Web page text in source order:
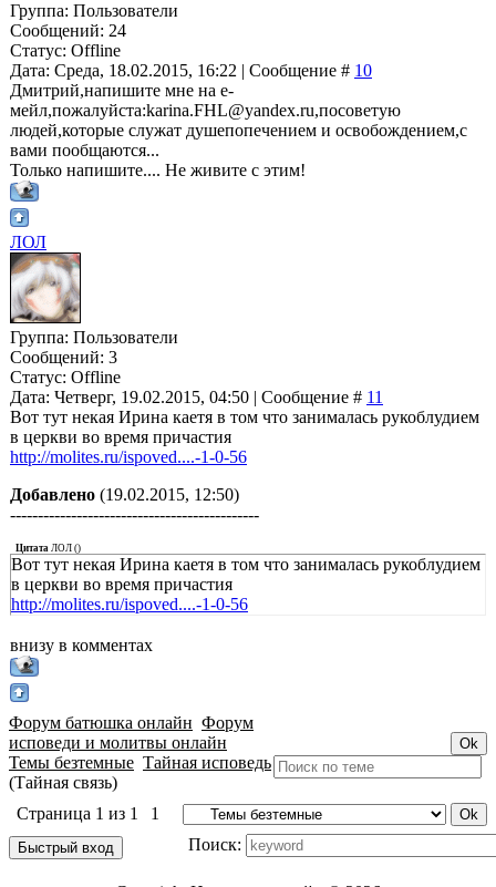
Группа: Пользователи
Сообщений: 24
Статус: Offline
Дата: Среда, 18.02.2015, 16:22 | Сообщение # 10
Дмитрий,напишите мне на е-
мейл,пожалуйста:karina.FHL@yandex.ru,посоветую
людей,которые служат душепопечением и освобождением,с
вами пообщаются...
Только напишите.... Не живите с этим!
ЛОЛ
Группа: Пользователи
Сообщений: 3
Статус: Offline
Дата: Четверг, 19.02.2015, 04:50 | Сообщение # 11
Вот тут некая Ирина каетя в том что занималась рукоблудием
в церкви во время причастия
http://molites.ru/ispoved....-1-0-56
Добавлено (19.02.2015, 12:50)
---------------------------------------------
Цитата ЛОЛ ()
Вот тут некая Ирина каетя в том что занималась рукоблудием
в церкви во время причастия
http://molites.ru/ispoved....-1-0-56
внизу в комментах
Форум батюшка онлайн Форум
исповеди и молитвы онлайн
Темы безтемные Тайная исповедь
(Тайная связь)
Страница 1 из 1
1
Поиск: